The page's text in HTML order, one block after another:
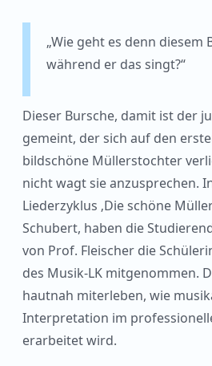
„Wie geht es denn diesem
während er das singt?“
Dieser Bursche, damit ist der
gemeint, der sich auf den
bildschöne Müllerstochter
nicht wagt sie anzusprechen.
Liederzyklus ‚Die schöne
Schubert, haben die
von Prof. Fleischer die
des Musik-LK mitgenommen.
hautnah miterleben, wie
Interpretation im
erarbeitet wird.